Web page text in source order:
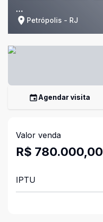
...
Petrópolis - RJ
Agendar visita
Valor venda
R$ 780.000,00
IPTU